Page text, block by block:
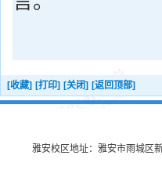
[收藏] [打印] [关闭] [返回顶部]
雅安校区地址：雅安市雨城